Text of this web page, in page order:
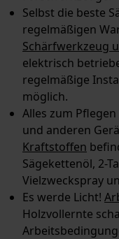
Selbst die beste
regelmäßigen
Schärfwerkzeug
elektrisch
regelmäßige
möglich.
Alles zum
und anderen
Kraftstoffen
Sägekettenöl, 2-
Vielzweckspray
Es werde Licht!
Holzvollernte